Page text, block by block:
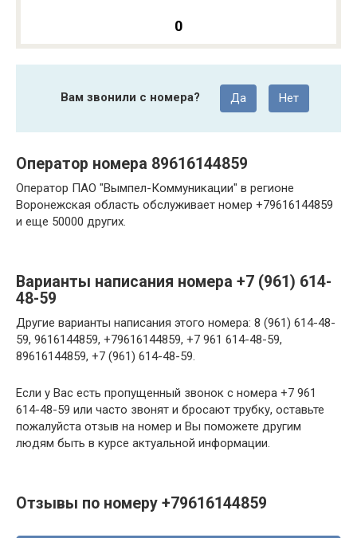
0
Вам звонили с номера? Да Нет
Оператор номера 89616144859
Оператор ПАО "Вымпел-Коммуникации" в регионе
Воронежская область обслуживает номер +79616144859
и еще 50000 других.
Варианты написания номера +7 (961) 614-
48-59
Другие варианты написания этого номера: 8 (961) 614-48-
59, 9616144859, +79616144859, +7 961 614-48-59,
89616144859, +7 (961) 614-48-59.
Если у Вас есть пропущенный звонок с номера +7 961
614-48-59 или часто звонят и бросают трубку, оставьте
пожалуйста отзыв на номер и Вы поможете другим
людям быть в курсе актуальной информации.
Отзывы по номеру +79616144859